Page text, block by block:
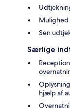
Mulighed
Sen
Særlige
hjælp af